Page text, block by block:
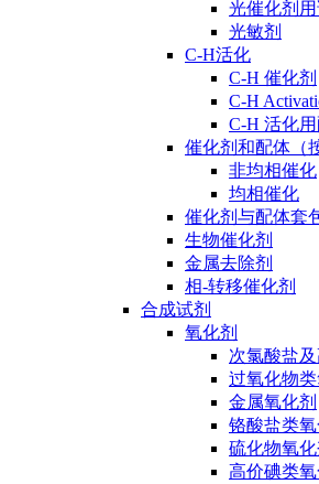
光催化剂用
光敏剂
C-H活化
C-H 催化剂
C-H
C-H 活化
催化剂和配体（
非均相催化
均相催化
催化剂与配体套
生物催化剂
金属去除剂
相-转移催化剂
合成试剂
氧化剂
次氯酸盐
过氧化物类
金属氧化剂
铬酸盐类氧
硫化物氧化
高价碘类氧